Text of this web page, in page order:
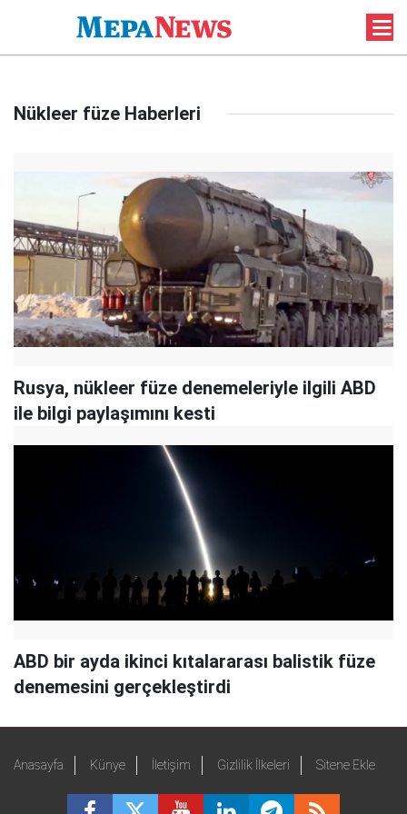
Nükleer füze Haberleri
Rusya, nükleer füze denemeleriyle ilgili ABD
ile bilgi paylaşımını kesti
ABD bir ayda ikinci kıtalararası balistik füze
denemesini gerçekleştirdi
Anasayfa Künye İletişim Gizlilik İlkeleri Sitene Ekle